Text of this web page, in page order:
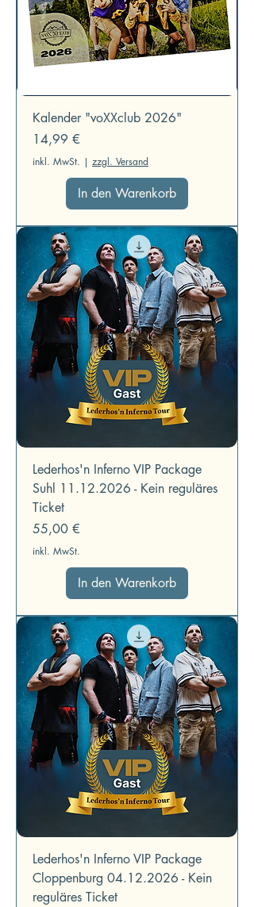
Kalender "voXXclub 2026"
Preis
14,99 €
inkl. MwSt. | zzgl. Versand
In den Warenkorb
Lederhos'n Inferno VIP Package
Suhl 11.12.2026 - Kein reguläres
Ticket
Preis
55,00 €
inkl. MwSt.
In den Warenkorb
Lederhos'n Inferno VIP Package
Cloppenburg 04.12.2026 - Kein
reguläres Ticket